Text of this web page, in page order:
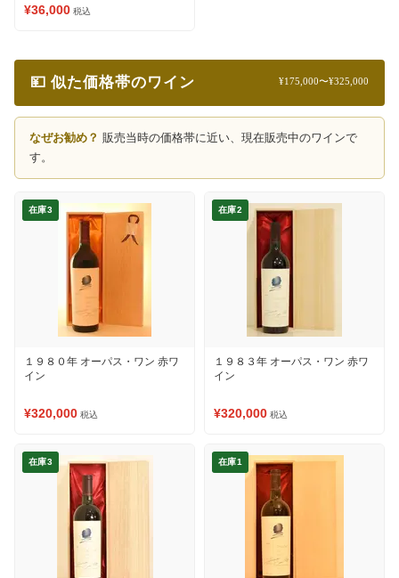
¥36,000 税込
💴 似た価格帯のワイン ¥175,000〜¥325,000
なぜお勧め？ 販売当時の価格帯に近い、現在販売中のワインで
す。
在庫3
１９８０年 オーパス・ワン 赤ワ
イン
¥320,000 税込
在庫2
１９８３年 オーパス・ワン 赤ワ
イン
¥320,000 税込
在庫3 在庫1